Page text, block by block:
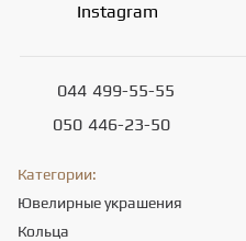
Instagram
044 499-55-55
050 446-23-50
Категории:
Ювелирные украшения
Кольца